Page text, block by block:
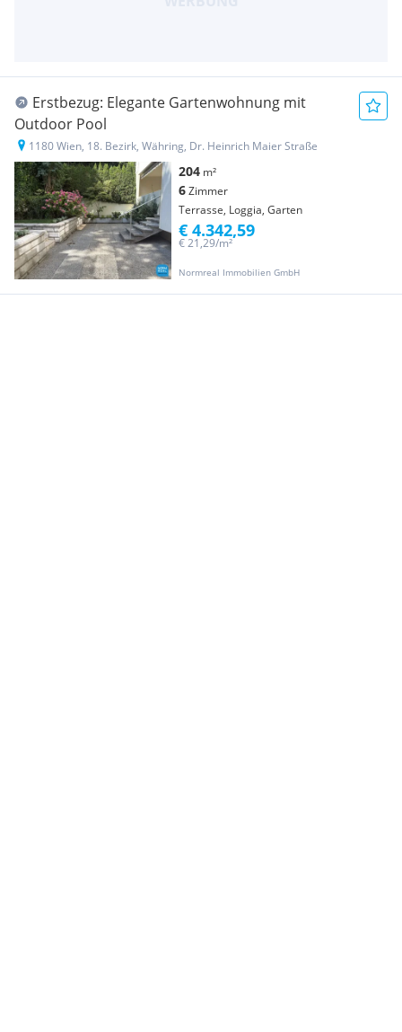
Erstbezug: Elegante Gartenwohnung mit
Outdoor Pool
1180 Wien, 18. Bezirk, Währing, Dr. Heinrich Maier Straße
204 m²
6Zimmer
Terrasse, Loggia, Garten
Normreal Immobilien GmbH
€ 21,29/m²
€ 4.342,59